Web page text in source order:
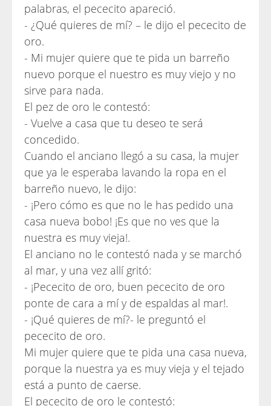
palabras, el pececito apareció.
- ¿Qué quieres de mí? – le dijo el pececito de
oro.
- Mi mujer quiere que te pida un barreño
nuevo porque el nuestro es muy viejo y no
sirve para nada.
El pez de oro le contestó:
- Vuelve a casa que tu deseo te será
concedido.
Cuando el anciano llegó a su casa, la mujer
que ya le esperaba lavando la ropa en el
barreño nuevo, le dijo:
- ¡Pero cómo es que no le has pedido una
casa nueva bobo! ¡Es que no ves que la
nuestra es muy vieja!.
El anciano no le contestó nada y se marchó
al mar, y una vez allí gritó:
- ¡Pececito de oro, buen pececito de oro
ponte de cara a mí y de espaldas al mar!.
- ¡Qué quieres de mí?- le preguntó el
pececito de oro.
Mi mujer quiere que te pida una casa nueva,
porque la nuestra ya es muy vieja y el tejado
está a punto de caerse.
El pececito de oro le contestó: